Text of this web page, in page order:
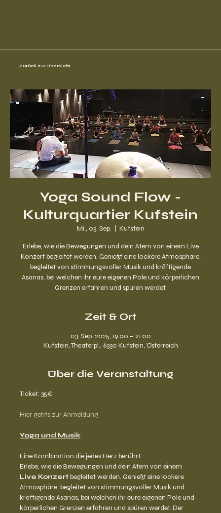
Yoga Sound Flow -
Kulturquartier Kufstein
Mi., 03. Sep. Kufstein
Erlebe, wie die Bewegungen und dein Atem von einem Live
Konzert begleitet werden. Genießt eine lockere Atmosphäre,
begleitet von stimmungsvoller Musik und kräftigende
Asanas, bei welchen ihr eure eigenen Pole und körperlichen
Grenzen erfahren und spüren werdet.
Zeit & Ort
03. Sep. 2025, 19:00 – 21:00
Kufstein, Theaterpl., 6330 Kufstein, Österreich
Über die Veranstaltung
Ticket: 35€
Hier gehts zur Anmeldung
Yoga und Musik
Eine Kombination die jedes Herz berührt.
Erlebe, wie die Bewegungen und dein Atem von einem
Live Konzert begleitet werden. Genießt eine lockere
Atmosphäre, begleitet von stimmungsvoller Musik und
kräftigende Asanas, bei welchen ihr eure eigenen Pole und
körperlichen Grenzen erfahren und spüren werdet. Der
Zurück zur Übersicht